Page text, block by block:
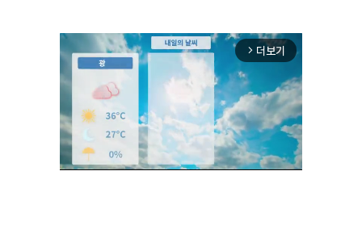
arrow_forward_ios 더보기